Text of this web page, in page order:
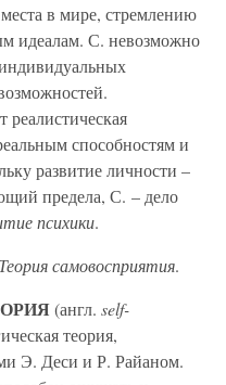
в мире, стремлению
идеалам. С. невозможно
реалистическая
способностям и
развитие личности –
предела, С. – дело
психики.
Теория самовосприятия.
(англ. self-
теория,
Э. Деси и Р. Райаном.